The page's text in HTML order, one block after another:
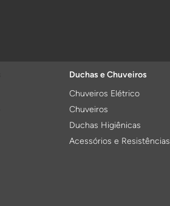
Duchas e Chuveiros
Chuveiros Elétrico
Chuveiros
Duchas Higiênicas
Acessórios e Resistências